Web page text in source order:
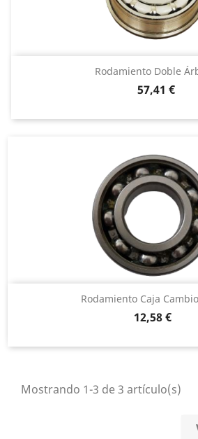
Rodamiento Doble
Precio
57,41 €
Rodamiento Caja
Precio
12,58 €
Mostrando 1-3 de 3 artículo(s)